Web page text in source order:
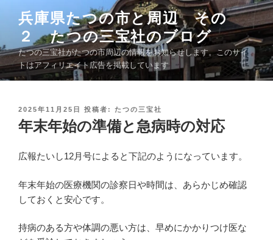
ン
ツ
へ
兵庫県たつの市と周辺 その
２ たつの三宝社のブログ
たつの三宝社がたつの市周辺の情報をお知らせします。このサイ
トはアフィリエイト広告を掲載しています
投
稿
日
2025年11月25日 投稿者: たつの三宝社
年末年始の準備と急病時の対応
広報たいし12月号によると下記のようになっています。
年末年始の医療機関の診察日や時間は、あらかじめ確認
しておくと安心です。
持病のある方や体調の悪い方は、早めにかかりつけ医な